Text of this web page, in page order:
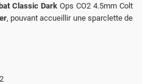
Classic Dark Ops CO2 4.5mm Colt
, pouvant accueillir une sparclette de